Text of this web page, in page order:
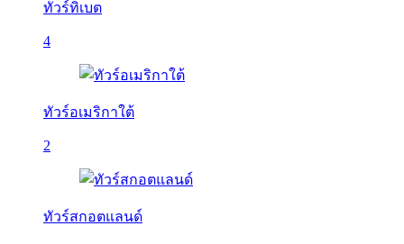
ทัวร์ทิเบต
4
ทัวร์อเมริกาใต้
2
ทัวร์สกอตแลนด์